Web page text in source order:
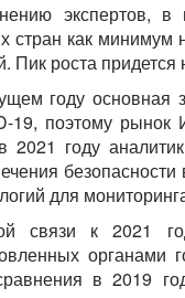
экспертов, в
стран как минимум
Пик роста придется
году основная
19, поэтому
2021 году
для
связи к 2021
органами
в 2019